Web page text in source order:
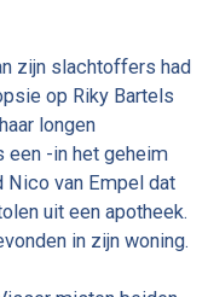
zijn slachtoffers had
op Riky Bartels
longen
een -in het geheim
Nico van Empel dat
uit een apotheek.
in zijn woning.